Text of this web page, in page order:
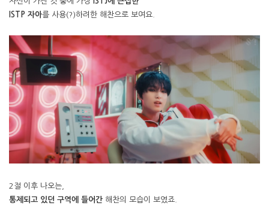
ISTP 자아를 사용(?)하려한 해찬으로 보여요.
2절 이후 나오는,
통제되고 있던 구역에 들어간 해찬의 모습이 보였죠.